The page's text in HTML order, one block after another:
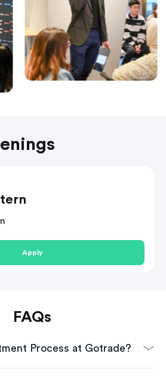
Apply
FAQs
Process at Gotrade?